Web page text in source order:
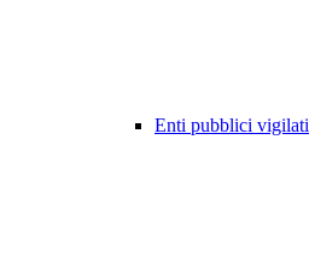
Enti pubblici vigilati